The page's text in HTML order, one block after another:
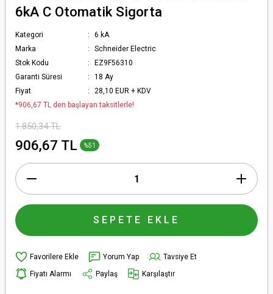
6kA C Otomatik Sigorta
Kategori
6 kA
Marka
Schneider Electric
Stok Kodu
EZ9F56310
Garanti Süresi
18 Ay
Fiyat
28,10 EUR + KDV
*906,67 TL den başlayan taksitlerle!
1.850,34 TL
906,67 TL %51
SEPETE EKLE
Yorum Yap
Tavsiye Et
Fiyatı Alarmı
Paylaş Karşılaştır